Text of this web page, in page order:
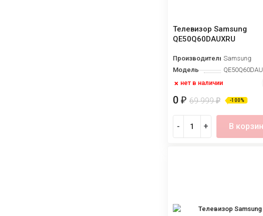
Телевизор Samsung
QE50Q60DAUXRU
Производитель Samsung
Модель
нет в наличии
0 ₽ 69 999₽ -100%
- + В